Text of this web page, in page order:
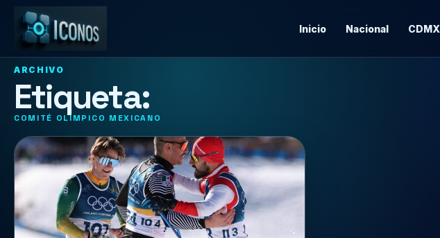
Inicio Nacional CDMX
ARCHIVO
Etiqueta:
COMITÉ OLÍMPICO MEXICANO